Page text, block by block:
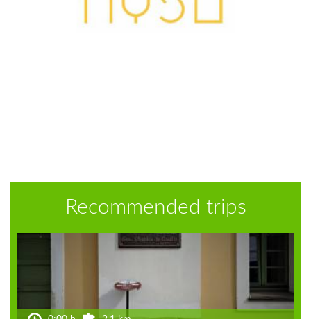
Recommended trips